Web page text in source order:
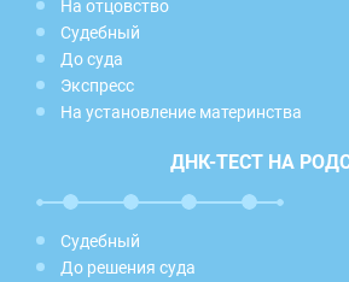
На отцовство
Судебный
До суда
Экспресс
На установление материнства
ДНК-ТЕСТ НА
Судебный
До решения суда